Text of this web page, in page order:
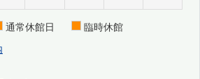
通常休館日
臨時休館